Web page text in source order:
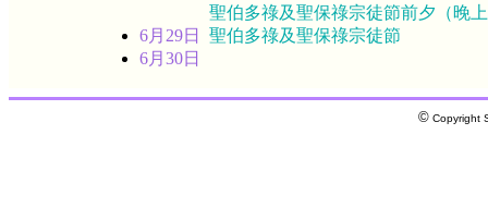
聖伯多祿及聖保祿宗徒節前夕（晚
6月29日 聖伯多祿及聖保祿宗徒節
6月30日
© Copyright